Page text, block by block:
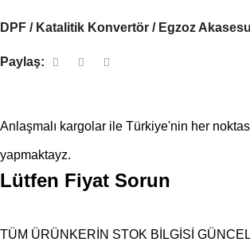
DPF / Katalitik Konvertör / Egzoz
Paylaş:
Anlaşmalı kargolar ile Türkiye'nin her
yapmaktayz.
Lütfen Fiyat Sorun
TÜM ÜRÜNKERİN STOK BİLGİSİ